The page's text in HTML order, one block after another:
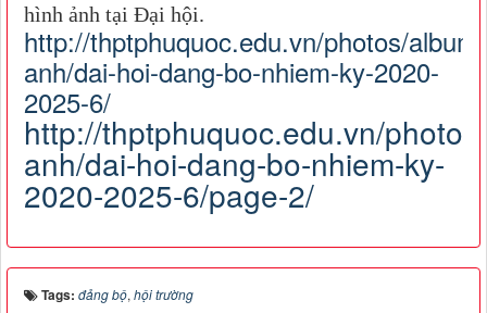
hình ảnh tại Đại hội.
http://thptphuquoc.edu.vn/photos/album-
anh/dai-hoi-dang-bo-nhiem-ky-2020-
2025-6/
http://thptphuquoc.edu.vn/
anh/dai-hoi-dang-bo-nhiem-ky-
2020-2025-6/page-2/
Tags: đảng bộ, hội trường